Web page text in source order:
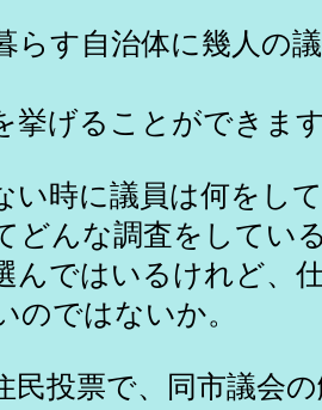
す自治体に幾人の
挙げることができま
時に議員は何をし
どんな調査をしてい
んではいるけれど、
のではないか。
投票で、同市議会